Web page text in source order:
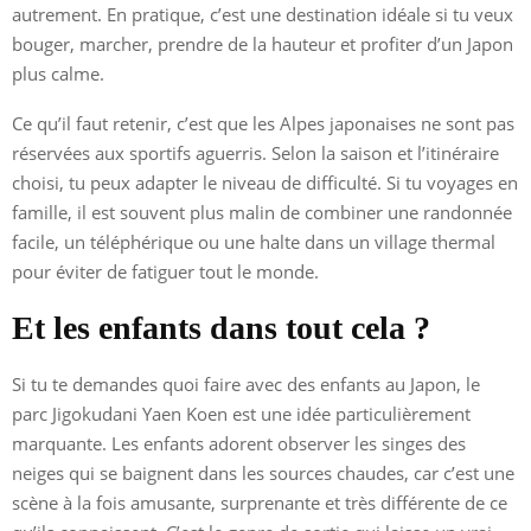
autrement. En pratique, c’est une destination idéale si tu veux
bouger, marcher, prendre de la hauteur et profiter d’un Japon
plus calme.
Ce qu’il faut retenir, c’est que les Alpes japonaises ne sont pas
réservées aux sportifs aguerris. Selon la saison et l’itinéraire
choisi, tu peux adapter le niveau de difficulté. Si tu voyages en
famille, il est souvent plus malin de combiner une randonnée
facile, un téléphérique ou une halte dans un village thermal
pour éviter de fatiguer tout le monde.
Et les enfants dans tout cela ?
Si tu te demandes quoi faire avec des enfants au Japon, le
parc Jigokudani Yaen Koen est une idée particulièrement
marquante. Les enfants adorent observer les singes des
neiges qui se baignent dans les sources chaudes, car c’est une
scène à la fois amusante, surprenante et très différente de ce